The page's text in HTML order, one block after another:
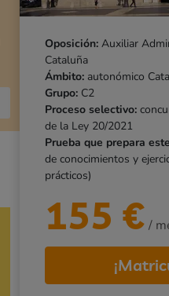
Oposición: Auxiliar
Cataluña
Ámbito: autonómico
Grupo: C2
Proceso selectivo:
de la Ley 20/2021
Prueba que prepara
de conocimientos y
prácticos)
155 € /